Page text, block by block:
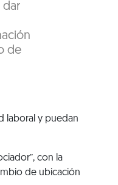
dar
de
laboral y puedan
con la
de ubicación